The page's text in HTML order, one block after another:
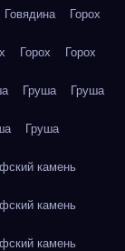
Говядина Горох
Горох Горох
Груша Груша
Груша
камень
камень
камень